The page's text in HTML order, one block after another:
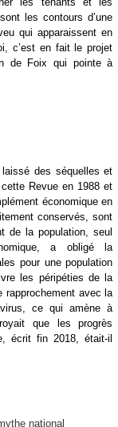
les contours d’une
qui apparaissent en
c’est en fait le projet
de Foix qui pointe à
des séquelles et
Revue en 1988 et
économique en
conservés, sont
de la population, seul
a obligé la
pour une population
les péripéties de la
rapprochement avec la
ce qui amène à
que les progrès
écrit fin 2018, était-il
national